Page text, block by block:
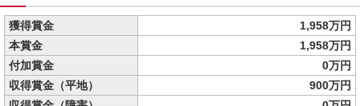
獲得賞金
1,958万円
本賞金
1,958万円
付加賞金
0万円
収得賞金（平地）
900万円